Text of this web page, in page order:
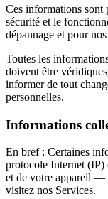
Ces informations sont
sécurité et le
dépannage et pour
Toutes les
doivent être
informer de tout
personnelles.
Informations
En bref : Certaines
protocole Internet (IP)
et de votre appareil —
visitez nos Services.